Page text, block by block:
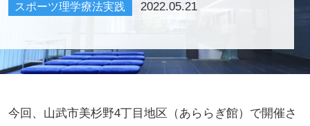
スポーツ理学療法実践 2022.05.21
今回、山武市美杉野4丁目地区（あららぎ館）で開催さ